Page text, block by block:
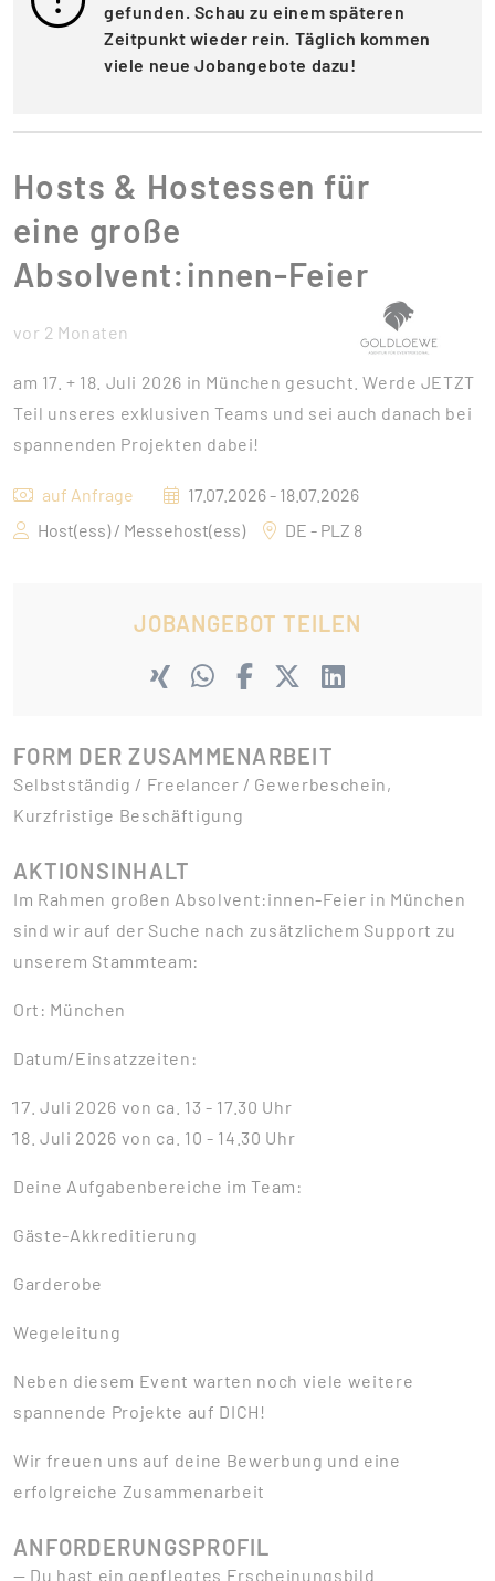
gefunden. Schau zu einem späteren
Zeitpunkt wieder rein. Täglich kommen
viele neue Jobangebote dazu!
Hosts & Hostessen für
eine große
Absolvent:innen-Feier
vor 2 Monaten
am 17. + 18. Juli 2026 in München gesucht. Werde JETZT
Teil unseres exklusiven Teams und sei auch danach bei
spannenden Projekten dabei!
auf Anfrage
17.07.2026 - 18.07.2026
Host(ess) / Messehost(ess)
DE - PLZ 8
JOBANGEBOT TEILEN
FORM DER ZUSAMMENARBEIT
Selbstständig / Freelancer / Gewerbeschein,
Kurzfristige Beschäftigung
AKTIONSINHALT
Im Rahmen großen Absolvent:innen-Feier in München
sind wir auf der Suche nach zusätzlichem Support zu
unserem Stammteam:
Ort: München
Datum/Einsatzzeiten:
Juli 2026 von ca. 13 - 17.30 Uhr
Juli 2026 von ca. 10 - 14.30 Uhr
Deine Aufgabenbereiche im Team:
Gäste-Akkreditierung
Garderobe
Wegeleitung
Neben diesem Event warten noch viele weitere
spannende Projekte auf DICH!
Wir freuen uns auf deine Bewerbung und eine
erfolgreiche Zusammenarbeit
ANFORDERUNGSPROFIL
— Du hast ein gepflegtes Erscheinungsbild.